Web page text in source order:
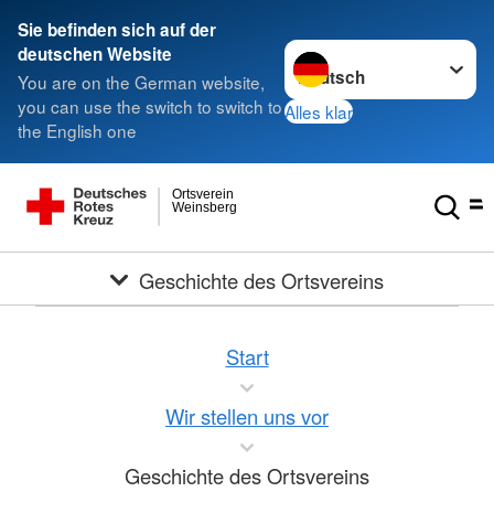
Sie befinden sich auf der
deutschen Website
You are on the German website,
you can use the switch to switch to
the English one
Sprache wechseln zu
Alles klar
Weinsberg
Ortsverein
Geschichte des Ortsvereins
Start
Wir stellen uns vor
Geschichte des Ortsvereins